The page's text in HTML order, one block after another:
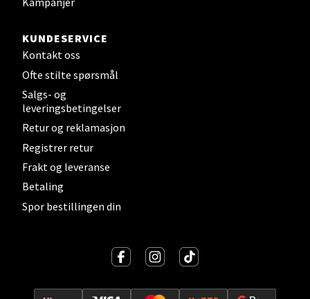
KUNDESERVICE
Kontakt oss
Ofte stilte spørsmål
Salgs- og
leveringsbetingelser
Retur og reklamasjon
Registrer retur
Frakt og leveranse
Betaling
Spor bestillingen din
Sandefjord - Hvaltorvet
Torget 7, 3210 Sandefjord
Åpent i dag 10-20
Tromsø - Jekta Storsenter
Karlsøyveien 12, 9015 Tromsø